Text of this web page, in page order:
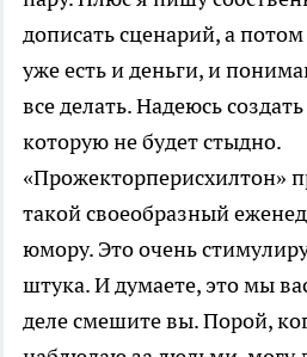
дописать сценарий, а
уже есть и деньги, и
все делать. Надеюсь
которую не будет стыдно.
«Прожекторперисхилтон»
такой своеобразный
юмору. Это очень
штука. И думаете, это мы
деле смешите вы. Порой,